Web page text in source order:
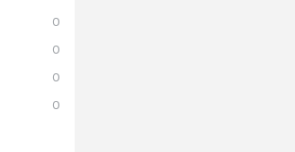
0
0
0
0